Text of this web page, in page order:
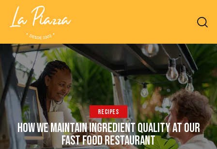
RECIPES
HOW WE MAINTAIN INGREDIENT QUALITY AT OUR
FAST FOOD RESTAURANT